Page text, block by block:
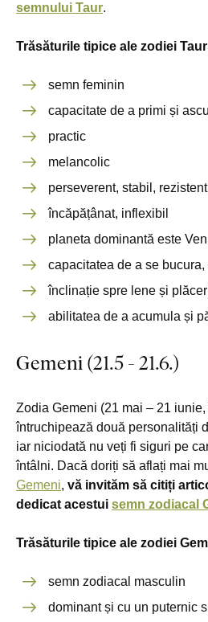
semnului Taur.
Trăsăturile tipice ale zodiei
semn feminin
capacitate de a primi și
practic
melancolic
perseverent, stabil, rezistent
încăpățânat, inflexibil
planeta dominantă este
capacitatea de a se
înclinație spre lene și
abilitatea de a acumula și
Gemeni (21.5 - 21.6.)
Zodia Gemeni (21 mai – 21
întruchipează două personalități
iar niciodată nu veți fi siguri pe
întâlni. Dacă doriți să aflați mai
Gemeni, vă invităm să citiți
dedicat acestui semn zodiacal
Trăsăturile tipice ale zodiei
semn zodiacal masculin
dominant și cu un puternic